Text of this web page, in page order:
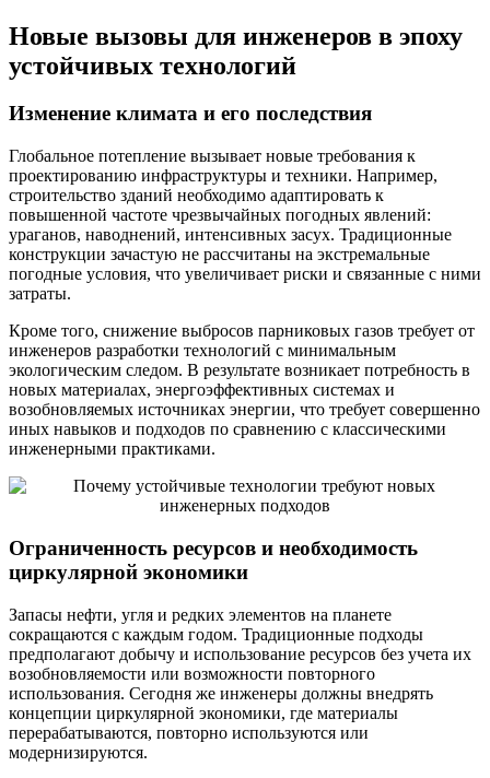
Новые вызовы для инженеров в эпоху
устойчивых технологий
Изменение климата и его последствия
Глобальное потепление вызывает новые требования к
проектированию инфраструктуры и техники. Например,
строительство зданий необходимо адаптировать к
повышенной частоте чрезвычайных погодных явлений:
ураганов, наводнений, интенсивных засух. Традиционные
конструкции зачастую не рассчитаны на экстремальные
погодные условия, что увеличивает риски и связанные с ними
затраты.
Кроме того, снижение выбросов парниковых газов требует от
инженеров разработки технологий с минимальным
экологическим следом. В результате возникает потребность в
новых материалах, энергоэффективных системах и
возобновляемых источниках энергии, что требует совершенно
иных навыков и подходов по сравнению с классическими
инженерными практиками.
Ограниченность ресурсов и необходимость
циркулярной экономики
Запасы нефти, угля и редких элементов на планете
сокращаются с каждым годом. Традиционные подходы
предполагают добычу и использование ресурсов без учета их
возобновляемости или возможности повторного
использования. Сегодня же инженеры должны внедрять
концепции циркулярной экономики, где материалы
перерабатываются, повторно используются или
модернизируются.